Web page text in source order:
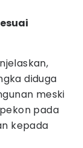
diduga
meski
pada
kepada